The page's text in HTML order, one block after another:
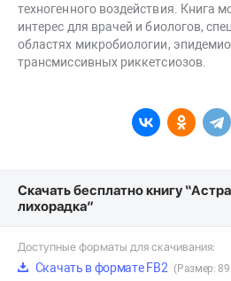
техногенного воздействия. Книга
интерес для врачей и биологов,
областях микробиологии,
трансмиссивных риккетсиозов.
Скачать бесплатно книгу
лихорадка”
Доступные форматы для скачивания:
Скачать в формате FB2 (Размер: